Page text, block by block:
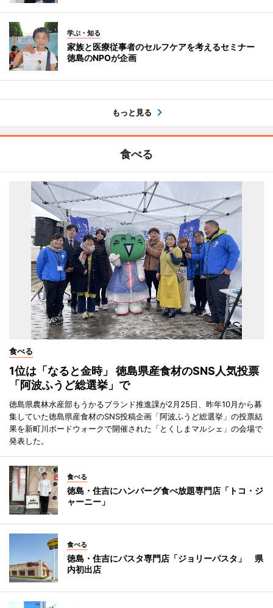
学ぶ・知る
家族と医療従事者のセルフケアを考えるセミナー
徳島のNPOが企画
もっと見る
食べる
食べる
1位は「なると金時」 徳島県産食材のSNS人気投票
「阿波ふうど総選挙」で
徳島県農林水産部もうかるブランド推進課が2月25日、昨年10月から募
集していた徳島県産食材のSNS投稿企画「阿波ふうど総選挙」の投票結
果を新町川ボードウォークで開催された「とくしまマルシェ」の会場で
発表した。
食べる
徳島・住吉にハンバーグ食べ放題専門店「トコ・ジ
ャーニー」
食べる
徳島・住吉にパスタ専門店「ジョリーパスタ」 県
内初出店